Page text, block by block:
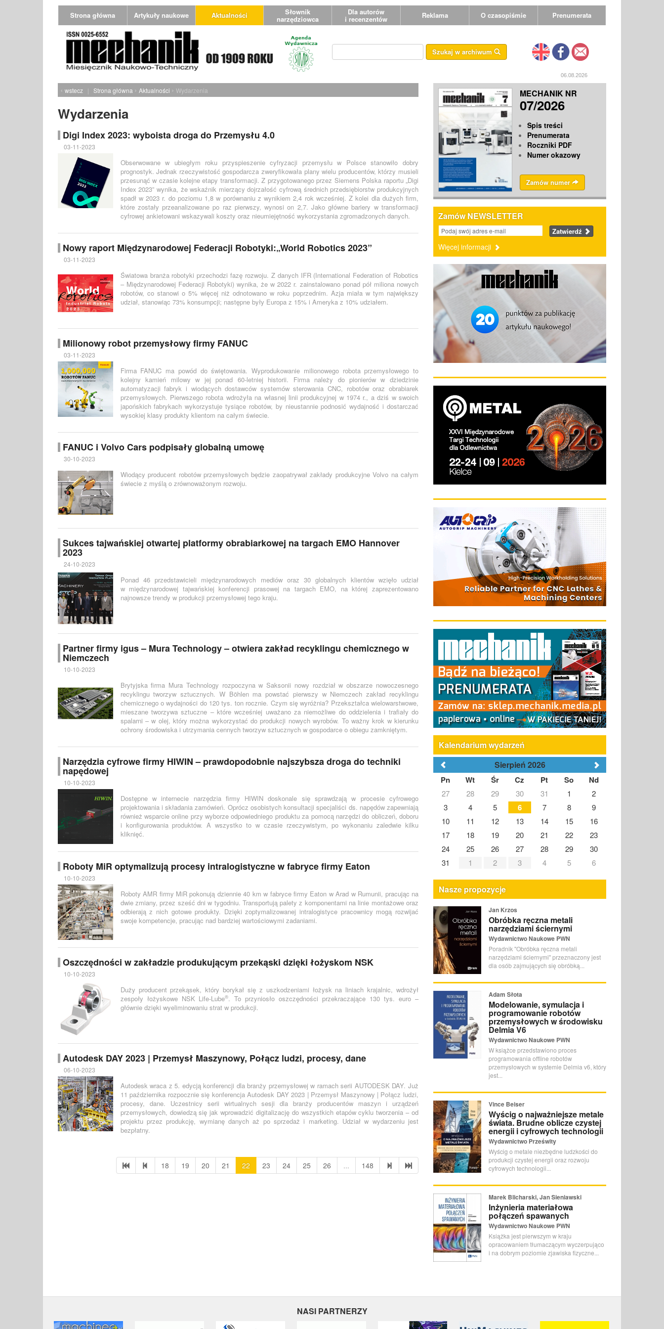
Strona główna Artykuły naukowe Aktualności Słownik
narzędziowca
Dla autorów
i recenzentów Reklama O czasopiśmie Prenumerata
Szukaj w archiwum
06.08.2026
‹ wstecz | Strona główna › Aktualności › Wydarzenia
Wydarzenia
Digi Index 2023: wyboista droga do Przemysłu 4.0
03-11-2023
Obserwowane w ubiegłym roku przyspieszenie cyfryzacji przemysłu w Polsce stanowiło dobry
prognostyk. Jednak rzeczywistość gospodarcza zweryfikowała plany wielu producentów, którzy musieli
przesunąć w czasie kolejne etapy transformacji. Z przygotowanego przez Siemens Polska raportu „Digi
Index 2023” wynika, że wskaźnik mierzący dojrzałość cyfrową średnich przedsiębiorstw produkcyjnych
spadł w 2023 r. do poziomu 1,8 w porównaniu z wynikiem 2,4 rok wcześniej. Z kolei dla dużych firm,
które zostały przeanalizowane po raz pierwszy, wynosi on 2,7. Jako główne bariery w transformacji
cyfrowej ankietowani wskazywali koszty oraz nieumiejętność wykorzystania zgromadzonych danych.
Nowy raport Międzynarodowej Federacji Robotyki:„World Robotics 2023”
03-11-2023
Światowa branża robotyki przechodzi fazę rozwoju. Z danych IFR (International Federation of Robotics
– Międzynarodowej Federacji Robotyki) wynika, że w 2022 r. zainstalowano ponad pół miliona nowych
robotów, co stanowi o 5% więcej niż odnotowano w roku poprzednim. Azja miała w tym największy
udział, stanowiąc 73% konsumpcji; następne były Europa z 15% i Ameryka z 10% udziałem.
Milionowy robot przemysłowy firmy FANUC
03-11-2023
Firma FANUC ma powód do świętowania. Wyprodukowanie milionowego robota przemysłowego to
kolejny kamień milowy w jej ponad 60-letniej historii. Firma należy do pionierów w dziedzinie
automatyzacji fabryk i wiodących dostawców systemów sterowania CNC, robotów oraz obrabiarek
przemysłowych. Pierwszego robota wdrożyła na własnej linii produkcyjnej w 1974 r., a dziś w swoich
japońskich fabrykach wykorzystuje tysiące robotów, by nieustannie podnosić wydajność i dostarczać
wysokiej klasy produkty klientom na całym świecie.
FANUC i Volvo Cars podpisały globalną umowę
30-10-2023
Wiodący producent robotów przemysłowych będzie zaopatrywał zakłady produkcyjne Volvo na całym
świecie z myślą o zrównoważonym rozwoju.
Sukces tajwańskiej otwartej platformy obrabiarkowej na targach EMO Hannover
2023
24-10-2023
Ponad 46 przedstawicieli międzynarodowych mediów oraz 30 globalnych klientów wzięło udział
w międzynarodowej tajwańskiej konferencji prasowej na targach EMO, na której zaprezentowano
najnowsze trendy w produkcji przemysłowej tego kraju.
Partner firmy igus – Mura Technology – otwiera zakład recyklingu chemicznego w
Niemczech
10-10-2023
Brytyjska firma Mura Technology rozpoczyna w Saksonii nowy rozdział w obszarze nowoczesnego
recyklingu tworzyw sztucznych. W Böhlen ma powstać pierwszy w Niemczech zakład recyklingu
chemicznego o wydajności do 120 tys. ton rocznie. Czym się wyróżnia? Przekształca wielowarstwowe,
mieszane tworzywa sztuczne – które wcześniej uważano za niemożliwe do oddzielenia i trafiały do
spalarni – w olej, który można wykorzystać do produkcji nowych wyrobów. To ważny krok w kierunku
ochrony środowiska i utrzymania cennych tworzyw sztucznych w gospodarce o obiegu zamkniętym.
Narzędzia cyfrowe firmy HIWIN – prawdopodobnie najszybsza droga do techniki
napędowej
10-10-2023
Dostępne w internecie narzędzia firmy HIWIN doskonale się sprawdzają w procesie cyfrowego
projektowania i składania zamówień. Oprócz osobistych konsultacji specjaliści ds. napędów zapewniają
również wsparcie online przy wyborze odpowiedniego produktu za pomocą narzędzi do obliczeń, doboru
i konfigurowania produktów. A wszystko to w czasie rzeczywistym, po wykonaniu zaledwie kilku
kliknięć.
Roboty MiR optymalizują procesy intralogistyczne w fabryce firmy Eaton
10-10-2023
Roboty AMR firmy MiR pokonują dziennie 40 km w fabryce firmy Eaton w Arad w Rumunii, pracując na
dwie zmiany, przez sześć dni w tygodniu. Transportują palety z komponentami na linie montażowe oraz
odbierają z nich gotowe produkty. Dzięki zoptymalizowanej intralogistyce pracownicy mogą rozwijać
swoje kompetencje, pracując nad bardziej wartościowymi zadaniami.
Oszczędności w zakładzie produkującym przekąski dzięki łożyskom NSK
10-10-2023
Duży producent przekąsek, który borykał się z uszkodzeniami łożysk na liniach krajalnic, wdrożył
zespoły łożyskowe NSK Life-Lube®. To przyniosło oszczędności przekraczające 130 tys. euro –
głównie dzięki wyeliminowaniu strat w produkcji.
Autodesk DAY 2023 | Przemysł Maszynowy, Połącz ludzi, procesy, dane
06-10-2023
Autodesk wraca z 5. edycją konferencji dla branży przemysłowej w ramach serii AUTODESK DAY. Już
11 października rozpocznie się konferencja Autodesk DAY 2023 | Przemysł Maszynowy | Połącz ludzi,
procesy, dane. Uczestnicy serii wirtualnych sesji dla branży producentów maszyn i urządzeń
przemysłowych, dowiedzą się jak wprowadzić digitalizację do wszystkich etapów cyklu tworzenia – od
projektu przez produkcję, wymianę danych aż po sprzedaż i marketing. Udział w wydarzeniu jest
bezpłatny.
18 19 20 21 22 23 24 25 26 ... 148
MECHANIK NR
07/2026
Spis treści
Prenumerata
Roczniki PDF
Numer okazowy
Zamów numer
Zamów NEWSLETTER
Zatwierdź
Więcej informacji
Kalendarium wydarzeń
Sierpień 2026
Pn Wt Śr Cz Pt So Nd
27 28 29 30 31 1
2
3
4 5 6 7 8
9
10
11 12 13 14 15
16
17
18 19 20 21 22
23
24
25 26 27 28 29
30
31
1 2 3 4 5 6
Nasze propozycje
Jan Krzos
Obróbka ręczna metali
narzędziami ściernymi
Wydawnictwo Naukowe PWN
Poradnik "Obróbka ręczna metali
narzędziami ściernymi" przeznaczony jest
dla osób zajmujących się obróbką...
Adam Słota
Modelowanie, symulacja i
programowanie robotów
przemysłowych w środowisku
Delmia V6
Wydawnictwo Naukowe PWN
W książce przedstawiono proces
programowania offline robotów
przemysłowych w systemie Delmia v6, który
jest...
Vince Beiser
Wyścig o najważniejsze metale
świata. Brudne oblicze czystej
energii i cyfrowych technologii
Wydawnictwo Prześwity
Wyścig o metale niezbędne ludzkości do
produkcji czystej energii oraz rozwoju
cyfrowych technologii...
Marek Blicharski, Jan Sieniawski
Inżynieria materiałowa
połączeń spawanych
Wydawnictwo Naukowe PWN
Książka jest pierwszym w kraju
opracowaniem tłumaczącym wyczerpująco
i na dobrym poziomie zjawiska fizyczne...
NASI PARTNERZY